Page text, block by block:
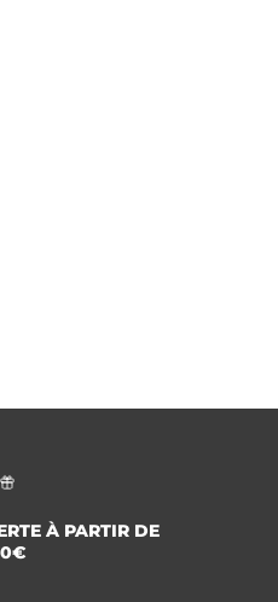
À PARTIR DE